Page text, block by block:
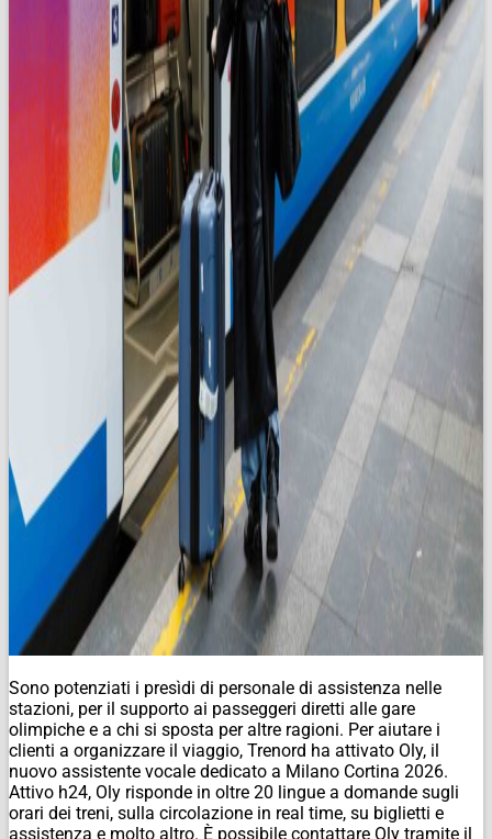
Sono potenziati i presìdi di personale di assistenza nelle
stazioni, per il supporto ai passeggeri diretti alle gare
olimpiche e a chi si sposta per altre ragioni. Per aiutare i
clienti a organizzare il viaggio, Trenord ha attivato Oly, il
nuovo assistente vocale dedicato a Milano Cortina 2026.
Attivo h24, Oly risponde in oltre 20 lingue a domande sugli
orari dei treni, sulla circolazione in real time, su biglietti e
assistenza e molto altro. È possibile contattare Oly tramite il